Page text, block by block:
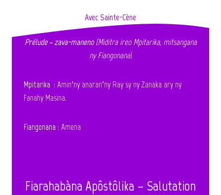
Avec Sainte-Cène
Prélude – zava-maneno(Miditra ireo Mpitarika, mitsangana
ny Fiangonana)
Mpitarika : Amin’ny anaran’ny Ray sy ny Zanaka ary ny
Fanahy Masina.
Fiangonana : Amena
Fiarahabàna Apôstôlika – Salutation